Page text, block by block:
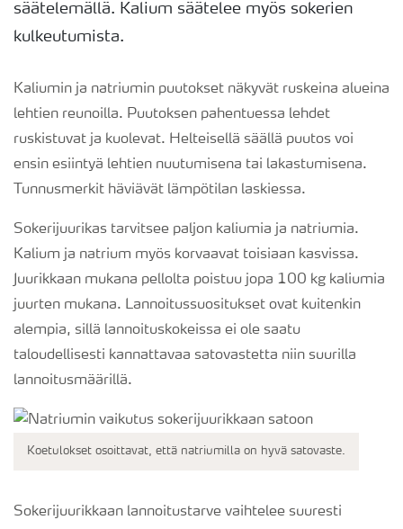
säätelemällä. Kalium säätelee myös sokerien
kulkeutumista.
Kaliumin ja natriumin puutokset näkyvät ruskeina alueina
lehtien reunoilla. Puutoksen pahentuessa lehdet
ruskistuvat ja kuolevat. Helteisellä säällä puutos voi
ensin esiintyä lehtien nuutumisena tai lakastumisena.
Tunnusmerkit häviävät lämpötilan laskiessa.
Sokerijuurikas tarvitsee paljon kaliumia ja natriumia.
Kalium ja natrium myös korvaavat toisiaan kasvissa.
Juurikkaan mukana pellolta poistuu jopa 100 kg kaliumia
juurten mukana. Lannoitussuositukset ovat kuitenkin
alempia, sillä lannoituskokeissa ei ole saatu
taloudellisesti kannattavaa satovastetta niin suurilla
lannoitusmäärillä.
Koetulokset osoittavat, että natriumilla on hyvä satovaste.
Sokerijuurikkaan lannoitustarve vaihtelee suuresti